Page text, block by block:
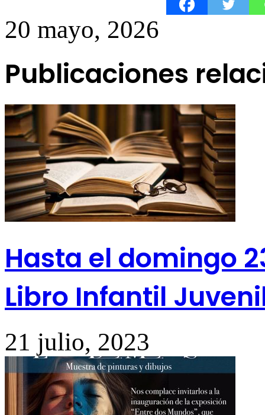
20 mayo, 2026
Publicaciones
Hasta el domingo
Libro Infantil
21 julio, 2023